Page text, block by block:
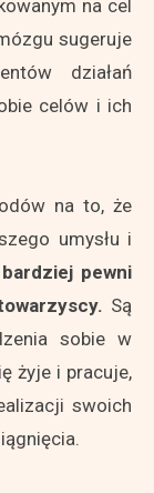
na cel
sugeruje
działań
celów i ich
na to, że
umysłu i
pewni
Są
sobie w
żyje i pracuje,
swoich